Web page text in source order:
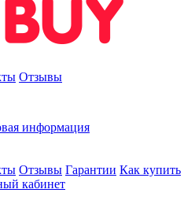
Отзывы
информация
Отзывы Гарантии Как купить
кабинет